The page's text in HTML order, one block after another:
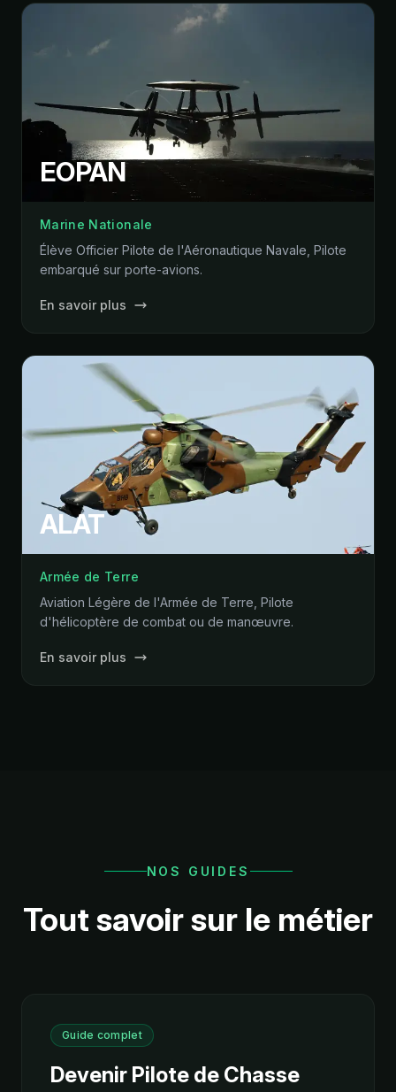
EOPAN
Marine Nationale
Élève Officier Pilote de l'Aéronautique Navale, Pilote
embarqué sur porte-avions.
En savoir plus
ALAT
Armée de Terre
Aviation Légère de l'Armée de Terre, Pilote
d'hélicoptère de combat ou de manœuvre.
En savoir plus
NOS GUIDES
Tout savoir sur le métier
Guide complet
Devenir Pilote de Chasse